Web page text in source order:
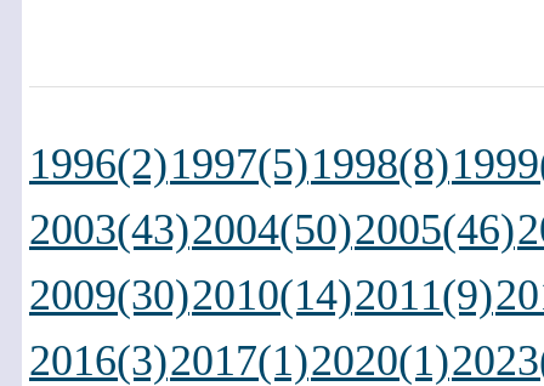
1996(2)1997(5)1998(8)
2003(43)2004(50)2005(46)
2009(30)2010(14)2011(9)
2016(3)2017(1)2020(1)